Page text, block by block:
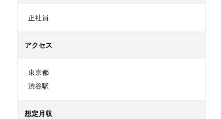
正社員
アクセス
東京都
渋谷駅
想定月収